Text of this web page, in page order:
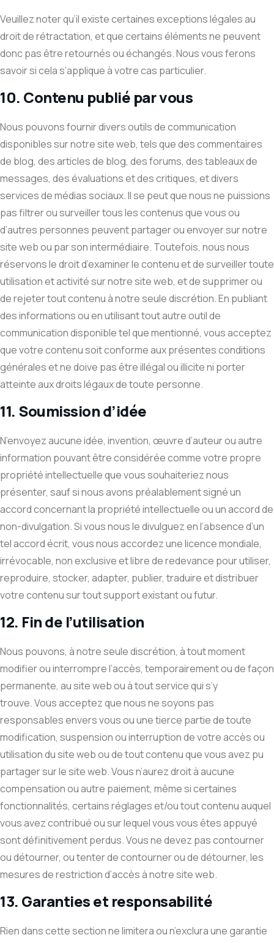
Veuillez noter qu’il existe certaines exceptions légales au
droit de rétractation, et que certains éléments ne peuvent
donc pas être retournés ou échangés. Nous vous ferons
savoir si cela s’applique à votre cas particulier.
10. Contenu publié par vous
Nous pouvons fournir divers outils de communication
disponibles sur notre site web, tels que des commentaires
de blog, des articles de blog, des forums, des tableaux de
messages, des évaluations et des critiques, et divers
services de médias sociaux. Il se peut que nous ne puissions
pas filtrer ou surveiller tous les contenus que vous ou
d’autres personnes peuvent partager ou envoyer sur notre
site web ou par son intermédiaire. Toutefois, nous nous
réservons le droit d’examiner le contenu et de surveiller toute
utilisation et activité sur notre site web, et de supprimer ou
de rejeter tout contenu à notre seule discrétion. En publiant
des informations ou en utilisant tout autre outil de
communication disponible tel que mentionné, vous acceptez
que votre contenu soit conforme aux présentes conditions
générales et ne doive pas être illégal ou illicite ni porter
atteinte aux droits légaux de toute personne.
11. Soumission d’idée
N’envoyez aucune idée, invention, œuvre d’auteur ou autre
information pouvant être considérée comme votre propre
propriété intellectuelle que vous souhaiteriez nous
présenter, sauf si nous avons préalablement signé un
accord concernant la propriété intellectuelle ou un accord de
non-divulgation. Si vous nous le divulguez en l’absence d’un
tel accord écrit, vous nous accordez une licence mondiale,
irrévocable, non exclusive et libre de redevance pour utiliser,
reproduire, stocker, adapter, publier, traduire et distribuer
votre contenu sur tout support existant ou futur.
12. Fin de l’utilisation
Nous pouvons, à notre seule discrétion, à tout moment
modifier ou interrompre l’accès, temporairement ou de façon
permanente, au site web ou à tout service qui s’y
trouve. Vous acceptez que nous ne soyons pas
responsables envers vous ou une tierce partie de toute
modification, suspension ou interruption de votre accès ou
utilisation du site web ou de tout contenu que vous avez pu
partager sur le site web. Vous n’aurez droit à aucune
compensation ou autre paiement, même si certaines
fonctionnalités, certains réglages et/ou tout contenu auquel
vous avez contribué ou sur lequel vous vous êtes appuyé
sont définitivement perdus. Vous ne devez pas contourner
ou détourner, ou tenter de contourner ou de détourner, les
mesures de restriction d’accès à notre site web.
13. Garanties et responsabilité
Rien dans cette section ne limitera ou n’exclura une garantie